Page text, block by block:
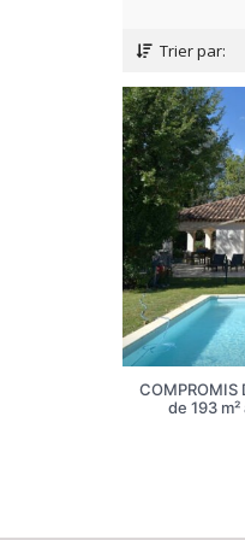
Trier par:
COMPROMIS
de 193